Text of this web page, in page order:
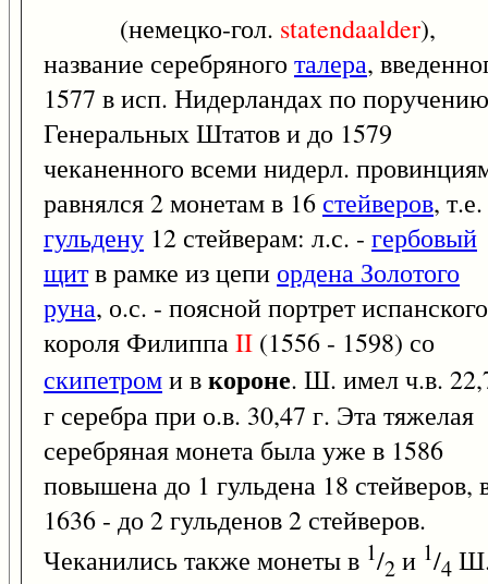
(немецко-гол. statendaalder),
название серебряного талера,
1577 в исп. Нидерландах по поручению
Генеральных Штатов и до 1579
чеканенного всеми нидерл.
равнялся 2 монетам в 16 стейверов,
гульдену 12 стейверам: л.с. - гербовый
щитв рамке из цепи ордена Золотого
руна, о.с. - поясной портрет испанского
короля ФилиппаII (1556 - 1598) со
скипетроми вкороне. Ш. имел ч.в.
г серебра при о.в. 30,47 г. Эта тяжелая
серебряная монета была уже в 1586
повышена до 1 гульдена 18 стейверов,
1636 - до 2 гульденов 2 стейверов.
Чеканились также монеты в 1/2 и 1/4